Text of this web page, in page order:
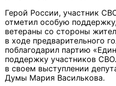
Герой России, участник
отметил особую
ветераны со стороны
в ходе предварительного
поблагодарил партию
поддержку участников
в своем выступлении
Думы Мария Василькова.